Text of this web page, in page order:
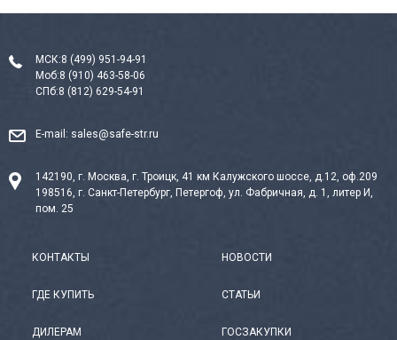
МСК:8 (499) 951-94-91
Моб:8 (910) 463-58-06
СПб:8 (812) 629-54-91
E-mail: sales@safe-str.ru
142190, г. Москва, г. Троицк, 41 км Калужского шоссе, д.12, оф.209
198516, г. Санкт-Петербург, Петергоф, ул. Фабричная, д. 1, литер И,
пом. 25
КОНТАКТЫ
ГДЕ КУПИТЬ
ДИЛЕРАМ
НОВОСТИ
СТАТЬИ
ГОСЗАКУПКИ